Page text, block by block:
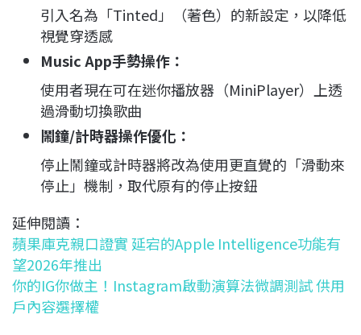
引入名為「Tinted」（著色）的新設定，以降低
視覺穿透感
Music App手勢操作：
使用者現在可在迷你播放器（MiniPlayer）上透
過滑動切換歌曲
鬧鐘/計時器操作優化：
停止鬧鐘或計時器將改為使用更直覺的「滑動來
停止」機制，取代原有的停止按鈕
延伸閱讀：
蘋果庫克親口證實 延宕的Apple Intelligence功能有
望2026年推出
你的IG你做主！Instagram啟動演算法微調測試 供用
戶內容選擇權